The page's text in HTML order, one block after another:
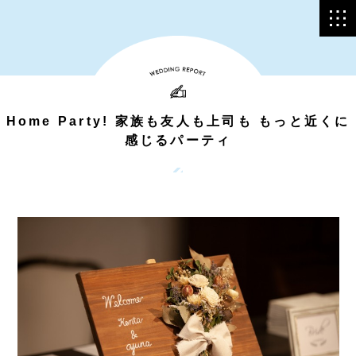
Home Party! 家族も友人も上司も もっと近くに
感じるパーティ